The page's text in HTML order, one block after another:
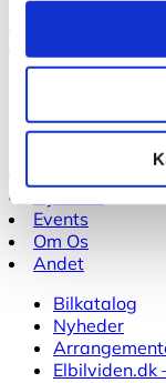
Beregning
Events
Om Os
Andet
Bilkatalog
Nyheder
Elbilviden.dk